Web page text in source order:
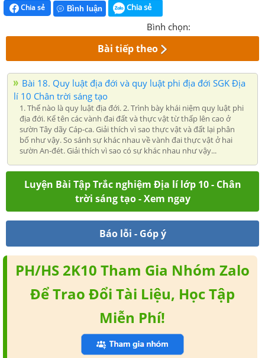
Chia sẻ Bình luận Chia sẻ
Bình chọn:
Bài tiếp theo
Bài 18. Quy luật địa đới và quy luật phi địa đới SGK Địa
lí 10 Chân trời sáng tạo
1. Thế nào là quy luật địa đới. 2. Trình bày khái niệm quy luật phi
địa đới. Kể tên các vành đai đất và thực vật từ thấp lên cao ở
sườn Tây dãy Cáp-ca. Giải thích vì sao thực vật và đất lại phân
bố như vậy. So sánh sự khác nhau về vành đai thực vật ở hai
sườn An-đét. Giải thích vì sao có sự khác nhau như vậy...
Luyện Bài Tập Trắc nghiệm Địa lí lớp 10 - Chân
trời sáng tạo - Xem ngay
Báo lỗi - Góp ý
PH/HS 2K10 Tham Gia Nhóm Zalo
Để Trao Đổi Tài Liệu, Học Tập
Miễn Phí!